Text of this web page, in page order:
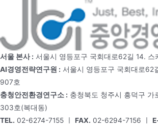
서울 본사 : 서울시 영등포구 국회대로62길 14. 스
AI경영전략연구원 : 서울시 영등포구 국회대로62
907호
충청안전환경연구소 : 충청북도 청주시 흥덕구 가
303호(복대동)
TEL. 02-6274-7155 ㅣ FAX. 02-6294-7156 ㅣ